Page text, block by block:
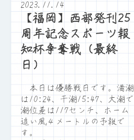
2023.11.14
【福岡】西部発刊25
周年記念スポーツ報
知杯争奪戦（最終
日）
本日は優勝戦日です。満潮
は10:24、干潮15:47、大潮で
潮位差は117センチ、ホーム
追い風４メートルの予報で
す。